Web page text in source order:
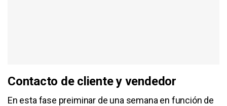
Contacto de cliente y vendedor
En esta fase preiminar de una semana en función de